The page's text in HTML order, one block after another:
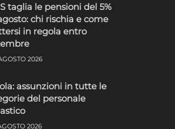
taglia le pensioni del 5%
chi rischia e come
in regola entro
2026
assunzioni in tutte le
del personale
2026